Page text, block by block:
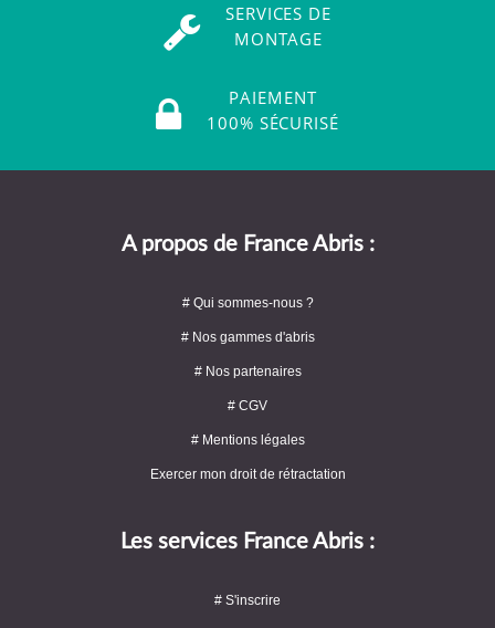
SERVICES DE
MONTAGE
PAIEMENT
100% SÉCURISÉ
A propos de France Abris :
# Qui sommes-nous ?
# Nos gammes d'abris
# Nos partenaires
# CGV
# Mentions légales
Exercer mon droit de rétractation
Les services France Abris :
# S'inscrire